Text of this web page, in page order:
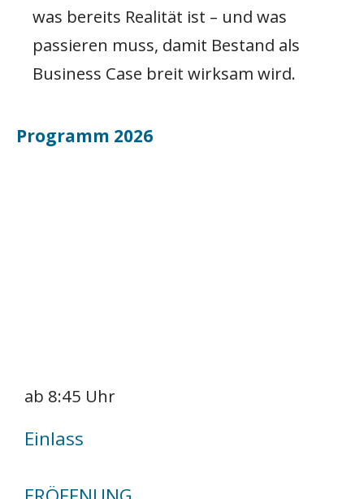
was bereits Realität ist – und was
passieren muss, damit Bestand als
Business Case breit wirksam wird.
Programm 2026
ab 8:45 Uhr
Einlass